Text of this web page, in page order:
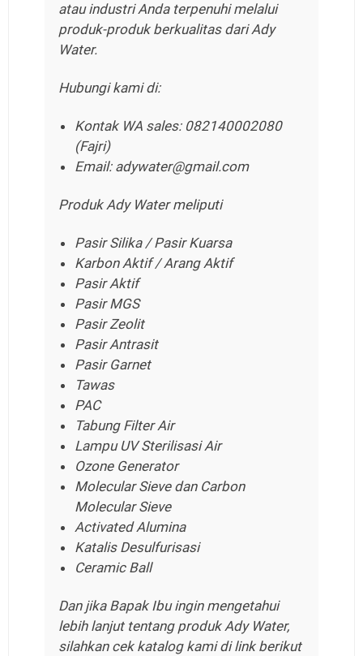
atau industri Anda terpenuhi melalui
produk-produk berkualitas dari Ady
Water.
Hubungi kami di:
Kontak WA sales: 082140002080
(Fajri)
Email: adywater@gmail.com
Produk Ady Water meliputi
Pasir Silika / Pasir Kuarsa
Karbon Aktif / Arang Aktif
Pasir Aktif
Pasir MGS
Pasir Zeolit
Pasir Antrasit
Pasir Garnet
Tawas
PAC
Tabung Filter Air
Lampu UV Sterilisasi Air
Ozone Generator
Molecular Sieve dan Carbon
Molecular Sieve
Activated Alumina
Katalis Desulfurisasi
Ceramic Ball
Dan jika Bapak Ibu ingin mengetahui
lebih lanjut tentang produk Ady Water,
silahkan cek katalog kami di link berikut